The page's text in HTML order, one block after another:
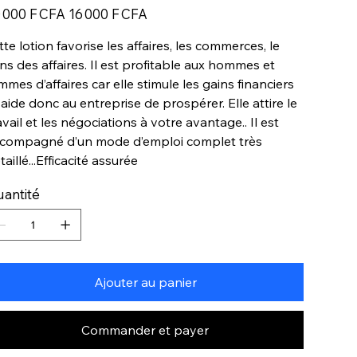
000 F CFA
Prix
promotionnel
16 000 F CFA
lotion favorise les affaires, les commerces, le
des affaires. Il est profitable aux hommes et
d’affaires car elle stimule les gains financiers
donc au entreprise de prospérer. Elle attire le
et les négociations à votre avantage.. Il est
d’un mode d’emploi complet très
assurée
Ajouter au panier
Commander et payer